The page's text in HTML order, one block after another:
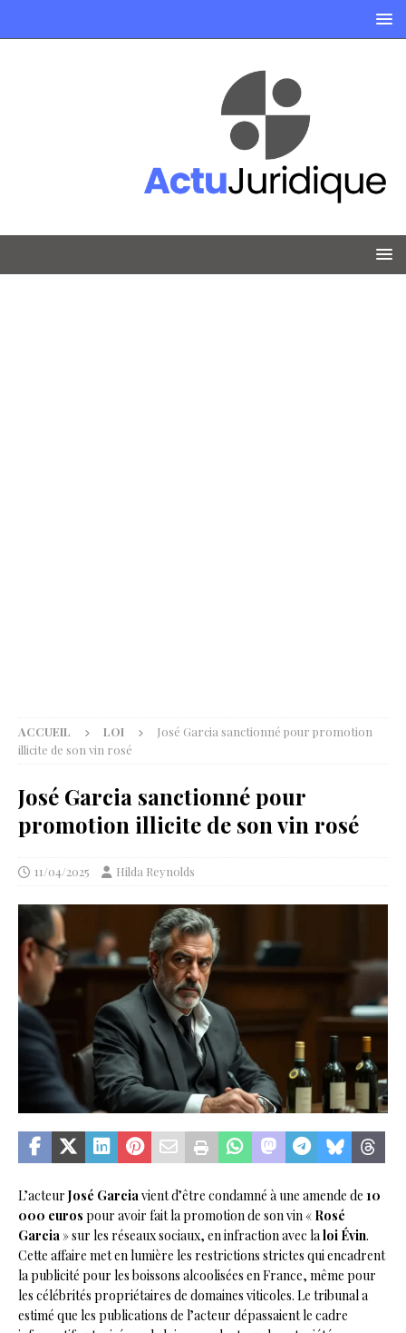
ACCUEIL LOI
José Garcia sanctionné pour promotion
illicite de son vin rosé
José Garcia sanctionné pour
promotion illicite de son vin rosé
11/04/2025 Hilda Reynolds
L’acteur José Garcia vient d’être condamné à une amende de 10
000 euros pour avoir fait la promotion de son vin « Rosé
Garcia » sur les réseaux sociaux, en infraction avec la loi Évin.
Cette affaire met en lumière les restrictions strictes qui encadrent
la publicité pour les boissons alcoolisées en France, même pour
les célébrités propriétaires de domaines viticoles. Le tribunal a
estimé que les publications de l’acteur dépassaient le cadre